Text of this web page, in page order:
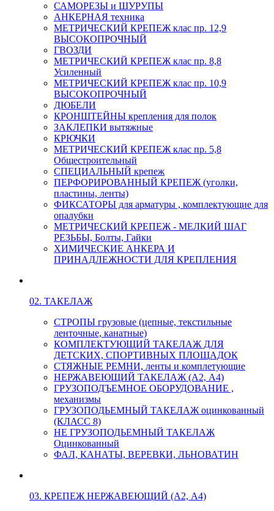
САМОРЕЗЫ и ШУРУПЫ
АНКЕРНАЯ техника
МЕТРИЧЕСКИЙ КРЕПЕЖ клас пр. 12,9
ВЫСОКОПРОЧНЫЙ
ГВОЗДИ
МЕТРИЧЕСКИЙ КРЕПЕЖ клас пр. 8,8
Усиленный
МЕТРИЧЕСКИЙ КРЕПЕЖ клас пр. 10,9
ВЫСОКОПРОЧНЫЙ
ДЮБЕЛИ
КРОНШТЕЙНЫ крепления для полок
ЗАКЛЕПКИ вытяжные
КРЮЧКИ
МЕТРИЧЕСКИЙ КРЕПЕЖ клас пр. 5,8
Общестроительный
СПЕЦИАЛЬНЫЙ крепеж
ПЕРФОРИРОВАННЫЙ КРЕПЕЖ (уголки,
пластины, ленты)
ФИКСАТОРЫ для арматуры , комплектующие для
опалубки
МЕТРИЧЕСКИЙ КРЕПЕЖ - МЕЛКИЙ ШАГ
РЕЗЬБЫ, Болты, Гайки
ХИМИЧЕСКИЕ АНКЕРА И
ПРИНАДЛЕЖНОСТИ ДЛЯ КРЕПЛЕНИЯ
02. ТАКЕЛАЖ
СТРОПЫ грузовые (цепные, текстильные
ленточные, канатные)
КОМПЛЕКТУЮЩИЙ ТАКЕЛАЖ ДЛЯ
ДЕТСКИХ, СПОРТИВНЫХ ПЛОЩАДОК
СТЯЖНЫЕ РЕМНИ, ленты и комплетующие
НЕРЖАВЕЮЩИЙ ТАКЕЛАЖ (А2, А4)
ГРУЗОПОДЪЕМНОЕ ОБОРУДОВАНИЕ ,
механизмы
ГРУЗОПОДЬЕМНЫЙ ТАКЕЛАЖ оцинкованный
(КЛАСС 8)
НЕ ГРУЗОПОДЬЕМНЫЙ ТАКЕЛАЖ
Оцинкованный
ФАЛ, КАНАТЫ, ВЕРЕВКИ, ЛЬНОВАТИН
03. КРЕПЕЖ НЕРЖАВЕЮЩИЙ (А2, А4)